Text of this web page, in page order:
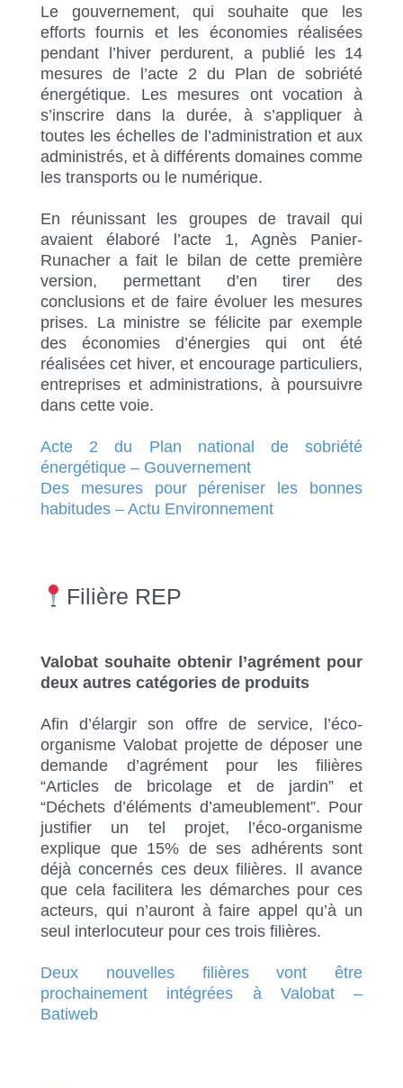
Le gouvernement, qui souhaite que les
efforts fournis et les économies réalisées
pendant l’hiver perdurent, a publié les 14
mesures de l’acte 2 du Plan de sobriété
énergétique. Les mesures ont vocation à
s’inscrire dans la durée, à s’appliquer à
toutes les échelles de l’administration et aux
administrés, et à différents domaines comme
les transports ou le numérique.
En réunissant les groupes de travail qui
avaient élaboré l’acte 1, Agnès Panier-
Runacher a fait le bilan de cette première
version, permettant d’en tirer des
conclusions et de faire évoluer les mesures
prises. La ministre se félicite par exemple
des économies d’énergies qui ont été
réalisées cet hiver, et encourage particuliers,
entreprises et administrations, à poursuivre
dans cette voie.
Acte 2 du Plan national de sobriété
énergétique – Gouvernement
Des mesures pour péreniser les bonnes
habitudes – Actu Environnement
Filière REP
Valobat souhaite obtenir l’agrément pour
deux autres catégories de produits
Afin d’élargir son offre de service, l’éco-
organisme Valobat projette de déposer une
demande d’agrément pour les filières
“Articles de bricolage et de jardin” et
“Déchets d’éléments d’ameublement”. Pour
justifier un tel projet, l’éco-organisme
explique que 15% de ses adhérents sont
déjà concernés ces deux filières. Il avance
que cela facilitera les démarches pour ces
acteurs, qui n’auront à faire appel qu’à un
seul interlocuteur pour ces trois filières.
Deux nouvelles filières vont être
prochainement intégrées à Valobat –
Batiweb